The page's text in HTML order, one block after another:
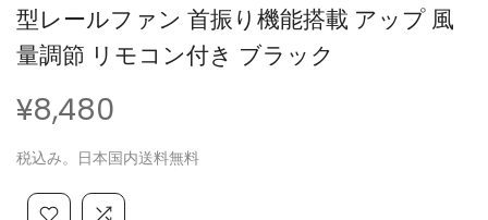
型レールファン 首振り機能搭載 アップ 風
量調節 リモコン付き ブラック
¥8,480
税込み。日本国内送料無料